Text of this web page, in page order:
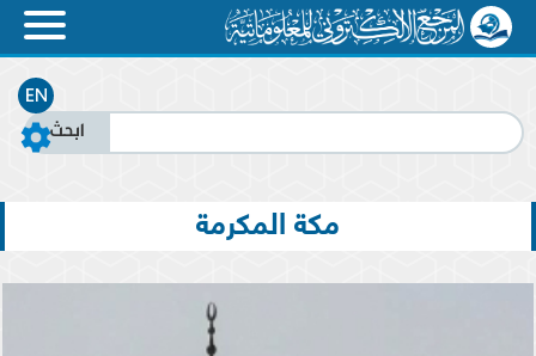
EN
مكة المكرمة